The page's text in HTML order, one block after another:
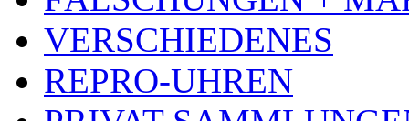
VERSCHIEDENES
REPRO-UHREN